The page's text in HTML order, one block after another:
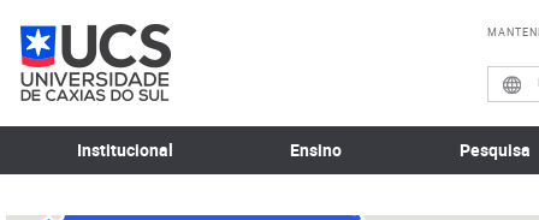
Institucional Ensino Pesquisa